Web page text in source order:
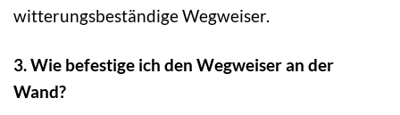
witterungsbeständige Wegweiser.
3. Wie befestige ich den Wegweiser an der
Wand?